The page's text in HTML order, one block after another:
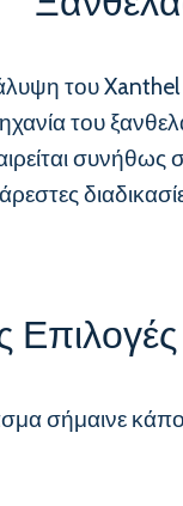
του
του
συνήθως
σήμαινε